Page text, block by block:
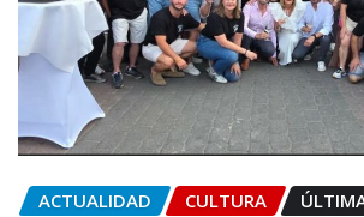
ACTUALIDAD CULTURA